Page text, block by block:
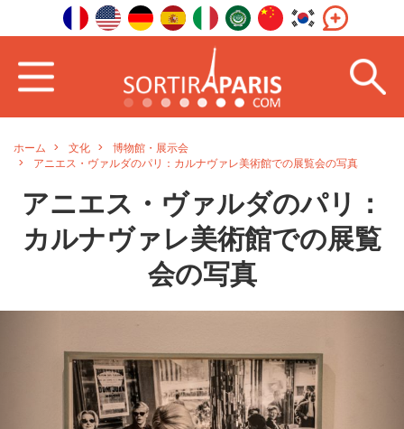
ホーム 文化
博物館・展示会
アニエス・ヴァルダのパリ：カルナヴァレ美術館での展覧会の写真
アニエス・ヴァルダのパリ：
カルナヴァレ美術館での展覧
会の写真